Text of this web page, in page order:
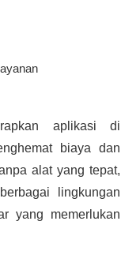
aplikasi di
biaya dan
alat yang tepat,
lingkungan
yang memerlukan